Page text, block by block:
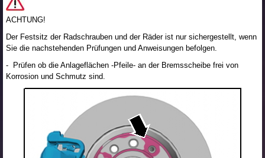
ACHTUNG!
Der Festsitz der Radschrauben und der Räder ist nur sichergestellt, wenn
Sie die nachstehenden Prüfungen und Anweisungen befolgen.
- Prüfen ob die Anlageflächen -Pfeile- an der Bremsscheibe frei von
Korrosion und Schmutz sind.